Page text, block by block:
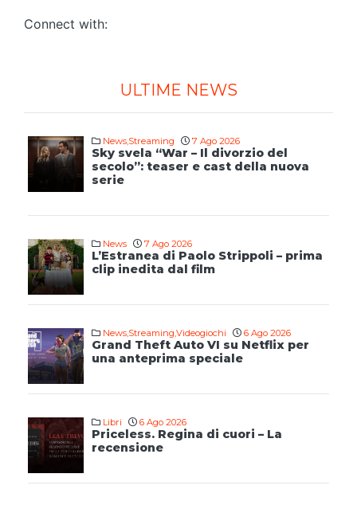
Connect with:
ULTIME NEWS
News,Streaming 7 Ago 2026
Sky svela “War – Il divorzio del
secolo”: teaser e cast della nuova
serie
News 7 Ago 2026
L’Estranea di Paolo Strippoli – prima
clip inedita dal film
News,Streaming,Videogiochi 6 Ago 2026
Grand Theft Auto VI su Netflix per
una anteprima speciale
Libri 6 Ago 2026
Priceless. Regina di cuori – La
recensione